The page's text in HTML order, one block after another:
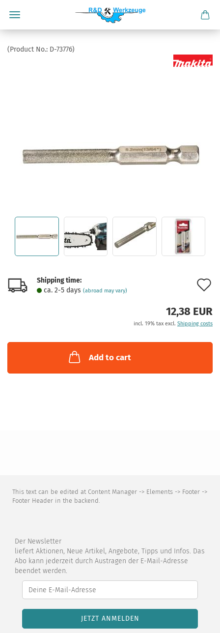
(Product No.: D-73776)
Shipping time:
ca. 2-5 days (abroad may vary)
12,38 EUR
incl. 19% tax excl. Shipping costs
Add to cart
This text can be edited at Content Manager -> Elements -> Footer ->
Footer Header in the backend.
Der Newsletter
liefert Aktionen, Neue Artikel, Angebote, Tipps und Infos. Das
Abo kann jederzeit durch Austragen der E-Mail-Adresse
beendet werden.